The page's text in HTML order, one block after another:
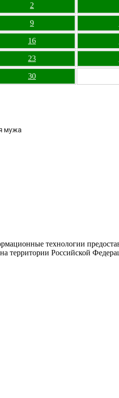
2
9
16
23
30
мужа
технологии
территории Российской